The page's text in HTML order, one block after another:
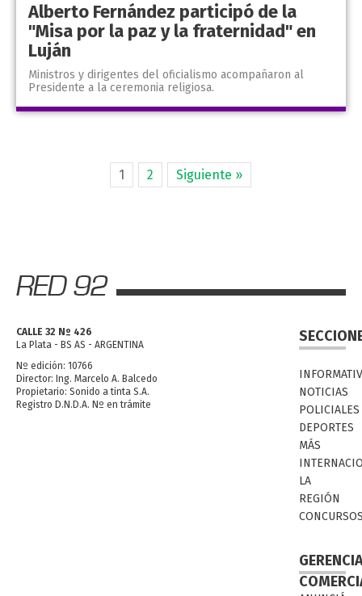
Alberto Fernández participó de la
"Misa por la paz y la fraternidad" en
Luján
Ministros y dirigentes del oficialismo acompañaron al
Presidente a la ceremonia religiosa.
1 2 Siguiente »
CALLE 32 Nº 426
La Plata - BS AS - ARGENTINA
Nº edición: 10766
Director: Ing. Marcelo A. Balcedo
Propietario: Sonido a tinta S.A.
Registro D.N.D.A. Nº en trámite
NOTICIAS
POLICIALES
DEPORTES
MÁS
LA
REGIÓN